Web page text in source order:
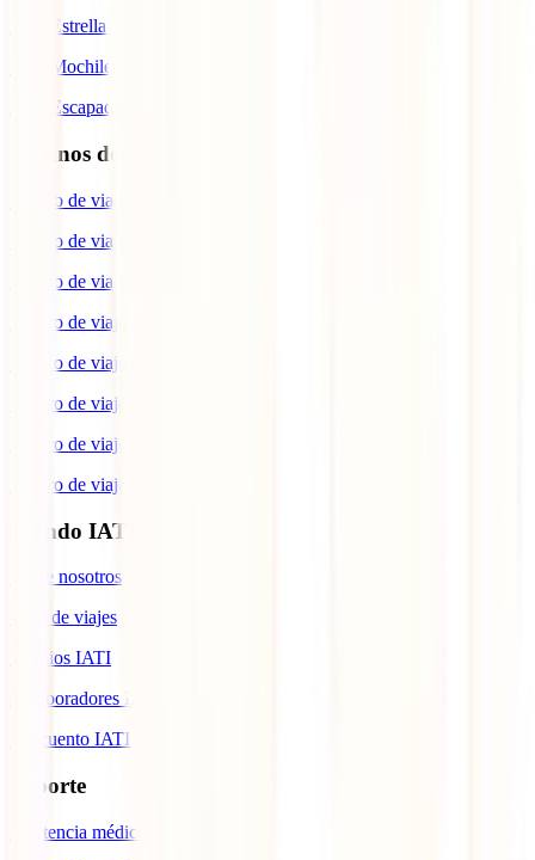
IATI Estrella
IATI Mochilero
IATI Escapadas
Destinos de interés
Seguro de viaje a Europa
Seguro de viaje a Japón
Seguro de viaje a España
Seguro de viaje a Estados Unidos
Seguro de viaje a Brasil
Seguro de viaje a Colombia
Seguro de viaje a Italia
Seguro de viaje a Canadá
Mundo IATI
Sobre nosotros
Blog de viajes
Premios IATI
Colaboradores IATI
Descuento IATI
Soporte
Asistencia médica en viajes